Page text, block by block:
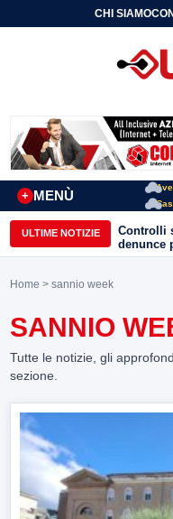
CHI SIAMO
MENÙ
+
ULTIME NOTIZIE
Controlli
denunce
Home > sannio week
SANNIO
Tutte le notizie, gli
sezione.